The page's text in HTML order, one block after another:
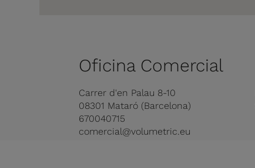
Oficina Comercial
Carrer d'en Palau 8-10
08301 Mataró (Barcelona)
670040715
comercial@volumetric.eu